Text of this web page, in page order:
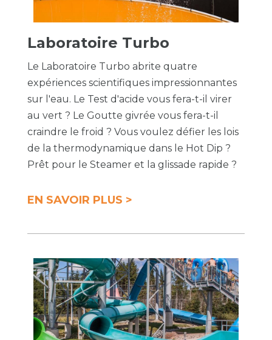
Laboratoire Turbo
Le Laboratoire Turbo abrite quatre
expériences scientifiques impressionnantes
sur l'eau. Le Test d'acide vous fera-t-il virer
au vert ? Le Goutte givrée vous fera-t-il
craindre le froid ? Vous voulez défier les lois
de la thermodynamique dans le Hot Dip ?
Prêt pour le Steamer et la glissade rapide ?
EN SAVOIR PLUS >